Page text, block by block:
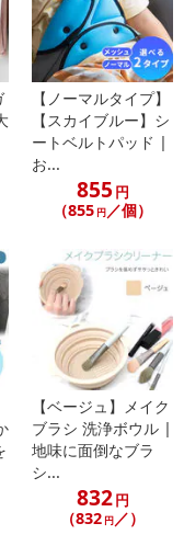
盛り上がります♪
関先などに飾ればオリ
すく、飾りやすいとこ
が選べます。
りも消費電力が小さ
商品です。
ローラーのボタンを
用します。
厚み)2.0cm
【ノーマルタイプ】
【スカイブルー】シ
ートベルトパッド |
お...
855 円
（855 円／個）
【ベージュ】メイク
ブラシ 洗浄ボウル |
地味に面倒なブラ
シ...
832円
（832 円 ／）